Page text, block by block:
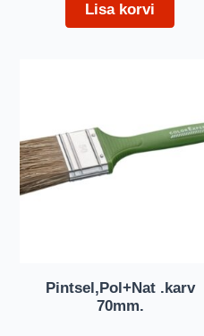
Lisa korvi
Pintsel,Pol+Nat .karv
70mm.